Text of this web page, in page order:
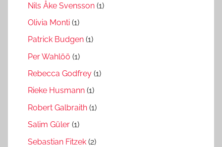
Nils Åke Svensson (1)
Olivia Monti (1)
Patrick Budgen (1)
Per Wahlöö (1)
Rebecca Godfrey (1)
Rieke Husmann (1)
Robert Galbraith (1)
Salim Güler (1)
Sebastian Fitzek (2)